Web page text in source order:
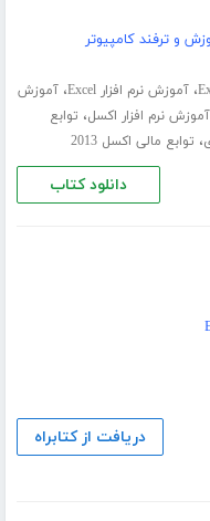
و ترفند کامپیوتر
،آموزش نرم افزار Excel ،آموزش
آموزش نرم افزار اکسل، توابع
، توابع مالی اکسل 2013
دانلود کتاب
دریافت از کتابراه